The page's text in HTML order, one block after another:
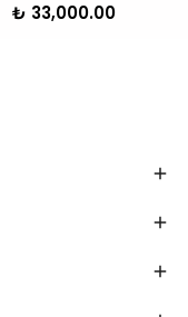
₺ 33,000.00